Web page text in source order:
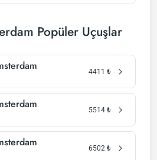
Popüler Uçuşlar
4411 ₺
5514 ₺
6502 ₺